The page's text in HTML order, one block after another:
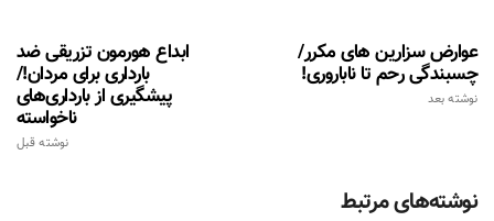
ابداع هورمون تزریقی ضد
بارداری برای مردان!/
پیشگیری از بارداری‌های
ناخواسته
نوشته قبل
عوارض سزارین های مکرر/
چسبندگی رحم تا ناباروری!
نوشته بعد
نوشته‌های مرتبط